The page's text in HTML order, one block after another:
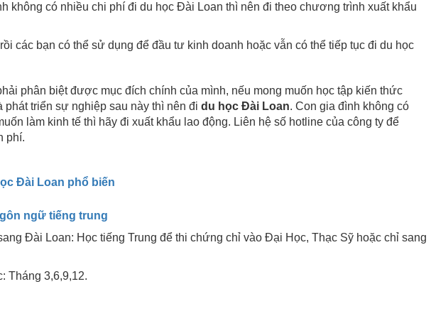
không có nhiều chi phí đi du học Đài Loan thì nên đi theo chương trình xuất khẩu
các bạn có thể sử dụng để đầu tư kinh doanh hoặc vẫn có thể tiếp tục đi du học
phân biệt được mục đích chính của mình, nếu mong muốn học tập kiến thức
phát triển sự nghiệp sau này thì nên đi du học Đài Loan. Con gia đình không có
làm kinh tế thì hãy đi xuất khẩu lao động. Liên hệ số hotline của công ty để
phí.
Đài Loan phổ biến
ngữ tiếng trung
Đài Loan: Học tiếng Trung để thi chứng chỉ vào Đại Học, Thạc Sỹ hoặc chỉ sang
Tháng 3,6,9,12.